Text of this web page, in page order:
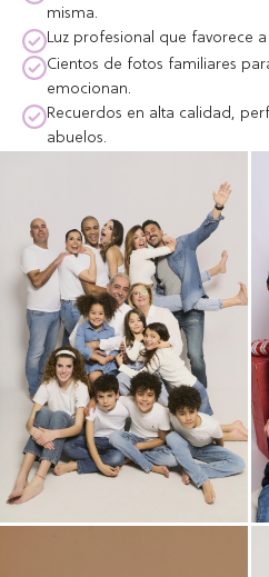
misma.
Luz profesional que favorece
Cientos de fotos familiares
emocionan.
Recuerdos en alta calidad,
abuelos.